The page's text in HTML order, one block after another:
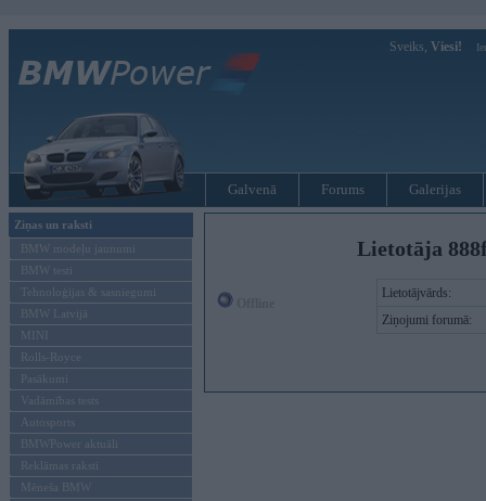
Sveiks, Viesi!
Galvenā Forums Galerijas
Ziņas un raksti
BMW modeļu jaunumi
BMW testi
Tehnoloģijas & sasniegumi
BMW Latvijā
MINI
Rolls-Royce
Pasākumi
Vadāmības tests
Autosports
BMWPower aktuāli
Reklāmas raksti
Mēneša BMW
Lietotāja
Lietotājvārds:
Ziņojumi forumā: